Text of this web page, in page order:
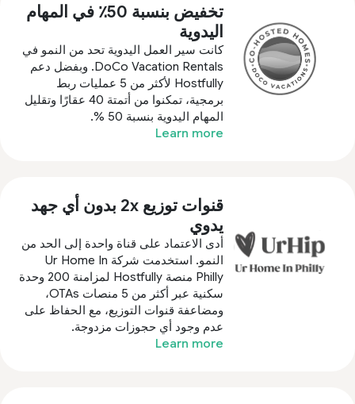
تخفيض بنسبة 50٪ في المهام
اليدوية
كانت سير العمل اليدوية تحد من النمو في
DoCo Vacation Rentals. وبفضل دعم
Hostfully لأكثر من 5 عمليات ربط
برمجية، تمكنوا من أتمتة 40 عقارًا وتقليل
المهام اليدوية بنسبة 50 %.
Learn more
قنوات توزيع 2x بدون أي جهد
يدوي
أدى الاعتماد على قناة واحدة إلى الحد من
النمو. استخدمت شركة Ur Home In
Philly منصة Hostfully لمزامنة 200 وحدة
سكنية عبر أكثر من 5 منصات OTAs،
ومضاعفة قنوات التوزيع، مع الحفاظ على
عدم وجود أي حجوزات مزدوجة.
Learn more